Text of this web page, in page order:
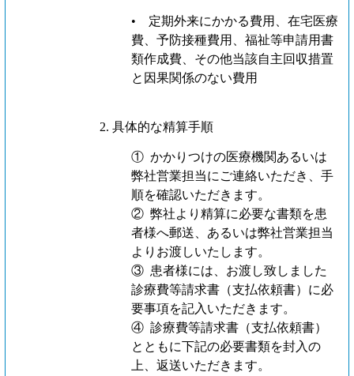
• 定期外来にかかる費用、在宅医療
費、予防接種費用、福祉等申請用書
類作成費、その他当該自主回収措置
と因果関係のない費用
2. 具体的な精算手順
① かかりつけの医療機関あるいは
弊社営業担当にご連絡いただき、手
順を確認いただきます。
② 弊社より精算に必要な書類を患
者様へ郵送、あるいは弊社営業担当
よりお渡しいたします。
③ 患者様には、お渡し致しました
診療費等請求書（支払依頼書）に必
要事項を記入いただきます。
④ 診療費等請求書（支払依頼書）
とともに下記の必要書類を封入の
上、返送いただきます。